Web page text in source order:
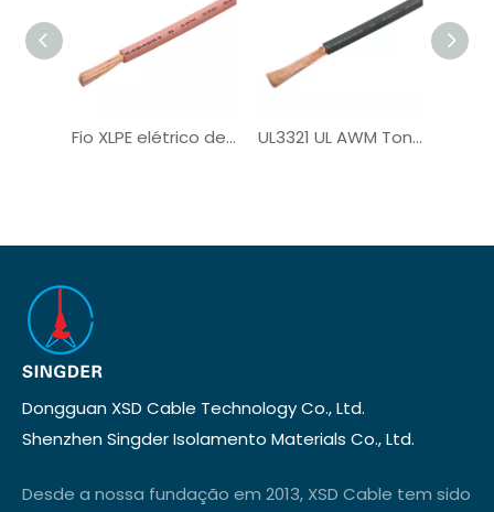
Fio XLPE elétrico de núcleo único UL3321 UL3321 UL AWM Tonned Copper PV Wire
Dongguan XSD Cable Technology Co., Ltd.
Shenzhen Singder Isolamento Materials Co., Ltd.
Desde a nossa fundação em 2013, XSD Cable tem sido